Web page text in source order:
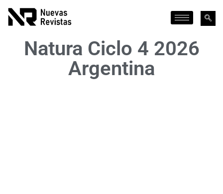
Natura Ciclo 4 2026
Argentina